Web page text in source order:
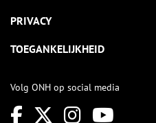
PRIVACY
TOEGANKELIJKHEID
Volg ONH op social media